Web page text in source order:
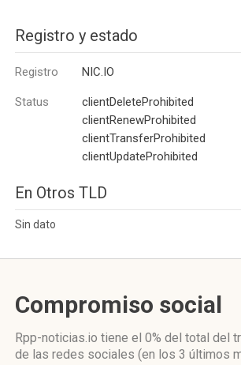
Registro y estado
Registro NIC.IO
Status
clientDeleteProhibited
clientRenewProhibited
clientTransferProhibited
clientUpdateProhibited
En Otros TLD
Sin dato
Compromiso social
Rpp-noticias.io tiene el 0% del total del
de las redes sociales (en los 3 últimos